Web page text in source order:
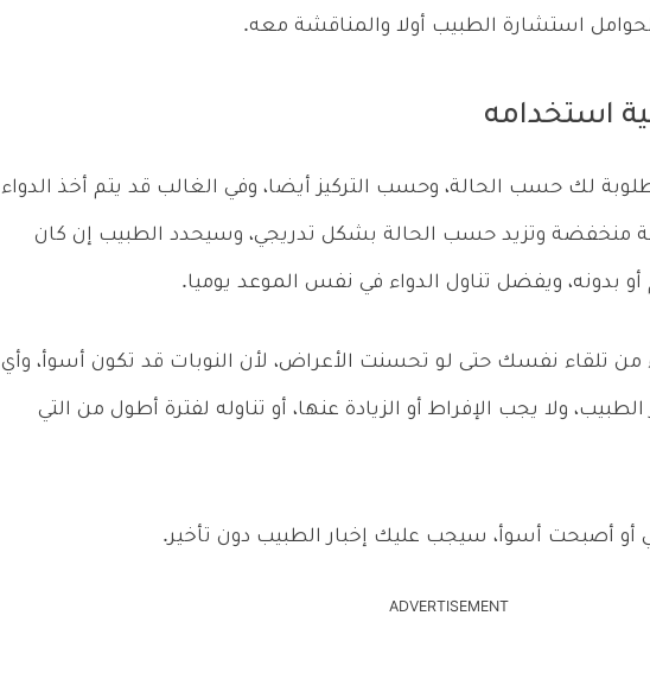
استشارة الطبيب أولا والمناقشة معه.
استخدامه
لك حسب الحالة، وحسب التركيز أيضا، وفي الغالب قد يتم أخذ الدواء
منخفضة وتزيد حسب الحالة بشكل تدريجي، وسيحدد الطبيب إن كان
بدونه، ويفضل تناول الدواء في نفس الموعد يوميا.
من تلقاء نفسك حتى لو تحسنت الأعراض، لأن النوبات قد تكون أسوأ، وأي
ولا يجب الإفراط أو الزيادة عنها، أو تناوله لفترة أطول من التي
أصبحت أسوأ، سيجب عليك إخبار الطبيب دون تأخير.
ADVERTISEMENT